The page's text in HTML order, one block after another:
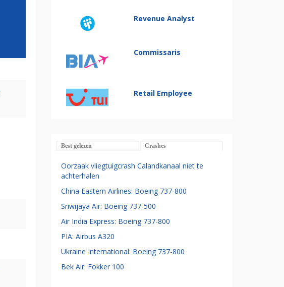
Revenue Analyst
Commissaris
Retail Employee
Best gelezen Crashes
Oorzaak vliegtuigcrash Calandkanaal niet te
achterhalen
China Eastern Airlines: Boeing 737-800
Sriwijaya Air: Boeing 737-500
Air India Express: Boeing 737-800
PIA: Airbus A320
Ukraine International: Boeing 737-800
Bek Air: Fokker 100